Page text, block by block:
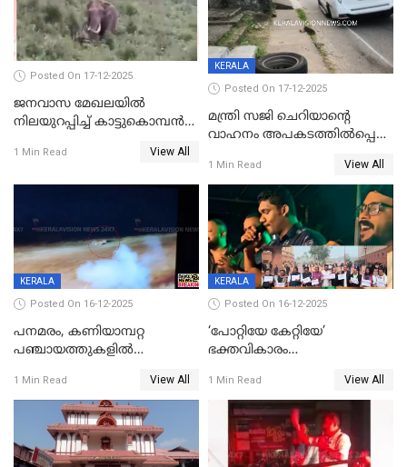
Posted On 17-12-2025
ജനവാസ മേഖലയില്‍
നിലയുറപ്പിച്ച് കാട്ടുകൊമ്പന്‍
1 Min Read View All
KERALA
Posted On 17-12-2025
മന്ത്രി സജി ചെറിയാന്റെ
വാഹനം അപകടത്തിൽപ്പെട്ടു;
രക്ഷപ്പെട്ടത് തലനാരിടയ്ക്ക്
1 Min Read View All
KERALA
Posted On 16-12-2025
പനമരം, കണിയാമ്പറ്റ
പഞ്ചായത്തുകളിൽ
സ്ഥാപനങ്ങൾക്ക് അവധി
1 Min Read View All
KERALA
Posted On 16-12-2025
‘പോറ്റിയേ കേറ്റിയേ’
ഭക്തവികാരം
ഡിജിപിക്ക് പരാതി; ശക്തമായ
നടപടി വേണമെന്നു
സിപിഐഎമ്മും
1 Min Read View All